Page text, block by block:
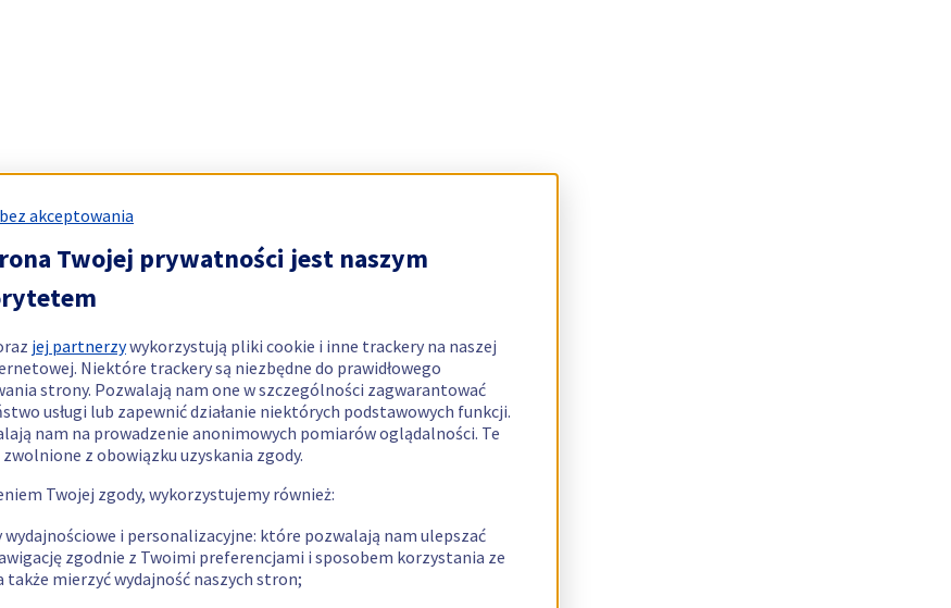
akceptowania
Twojej prywatności jest naszym
jej partnerzywykorzystują pliki cookie i inne trackery na naszej
Niektóre trackery są niezbędne do prawidłowego
strony. Pozwalają nam one w szczególności zagwarantować
usługi lub zapewnić działanie niektórych podstawowych funkcji.
nam na prowadzenie anonimowych pomiarów oglądalności. Te
z obowiązku uzyskania zgody.
Twojej zgody, wykorzystujemy również:
wydajnościowe i personalizacyjne: które pozwalają nam ulepszać
zgodnie z Twoimi preferencjami i sposobem korzystania ze
także mierzyć wydajność naszych stron;